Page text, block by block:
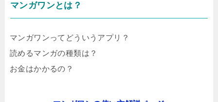
マンガワンとは？
マンガワンってどういうアプリ？
読めるマンガの種類は？
お金はかかるの？